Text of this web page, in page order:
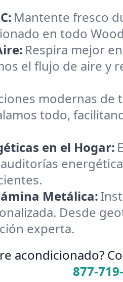
Mantente fresco
en todo
Respira mejor
el flujo de aire y
modernas de
todo,
en el Hogar:
Metálica:
Desde
experta.
acondicionado?
877-